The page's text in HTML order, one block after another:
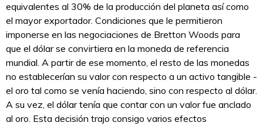
equivalentes al 30% de la producción del planeta así como
el mayor exportador. Condiciones que le permitieron
imponerse en las negociaciones de Bretton Woods para
que el dólar se convirtiera en la moneda de referencia
mundial. A partir de ese momento, el resto de las monedas
no establecerían su valor con respecto a un activo tangible -
el oro tal como se venía haciendo, sino con respecto al dólar.
A su vez, el dólar tenía que contar con un valor fue anclado
al oro. Esta decisión trajo consigo varios efectos